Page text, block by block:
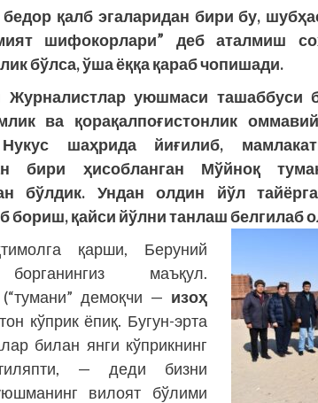
қалб эгаларидан бири бу,
шифокорлари” деб аталмиш
бўлса, ўша ёққа қараб чопишади.
Журналистлар уюшмаси ташаббуси
ва қорақалпоғистонлик
шаҳрида йиғилиб,
бири ҳисобланган Мўйноқ
бўлдик. Ундан олдин йўл
бориш, қайси йўлни танлаш белгилаб
қарши, Беруний
маъқул.
демоқчи — изоҳ
кўп­рик ёпиқ. Бугун-эрта
билан янги кўприкнинг
— деди бизни
вилоят бўлими